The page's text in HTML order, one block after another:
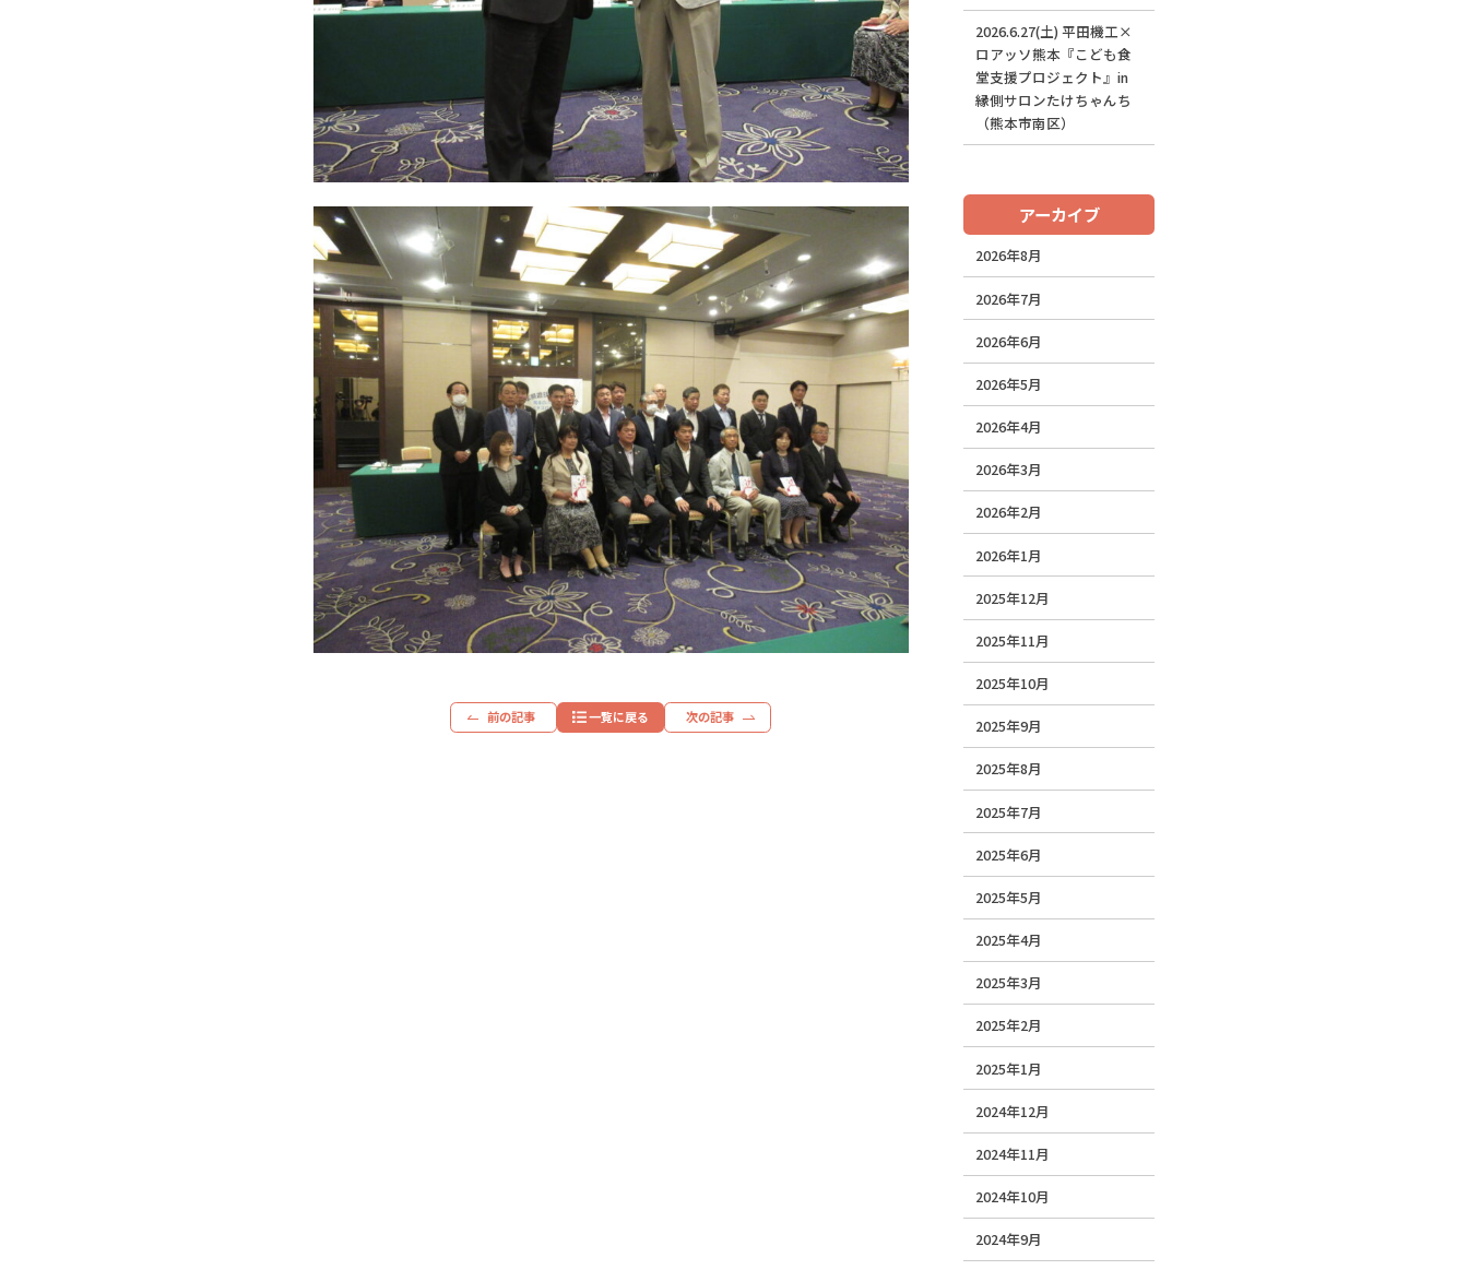
前の記事 一覧に戻る 次の記事
2026.6.27(土) 平田機工×
ロアッソ熊本『こども食
堂支援プロジェクト』in
縁側サロンたけちゃんち
（熊本市南区）
アーカイブ
2026年8月
2026年7月
2026年6月
2026年5月
2026年4月
2026年3月
2026年2月
2026年1月
2025年12月
2025年11月
2025年10月
2025年9月
2025年8月
2025年7月
2025年6月
2025年5月
2025年4月
2025年3月
2025年2月
2025年1月
2024年12月
2024年11月
2024年10月
2024年9月